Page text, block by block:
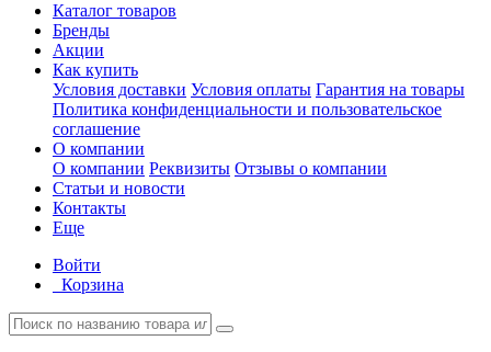
Каталог товаров
Бренды
Акции
Как купить
Условия доставки Условия оплаты Гарантия на товары
Политика конфиденциальности и пользовательское
соглашение
О компании
О компании Реквизиты Отзывы о компании
Статьи и новости
Контакты
Еще
Войти
Корзина